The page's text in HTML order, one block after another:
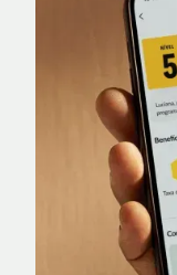
Nomad
Sala VIP no